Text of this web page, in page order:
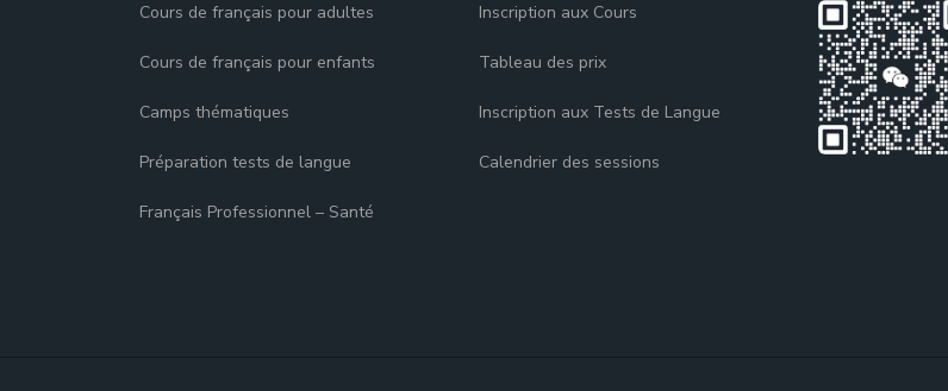
Cours de français pour adultes
Cours de français pour enfants
Camps thématiques
Préparation tests de langue
Français Professionnel – Santé
Inscription aux Cours
Tableau des prix
Inscription aux Tests de Langue
Calendrier des sessions